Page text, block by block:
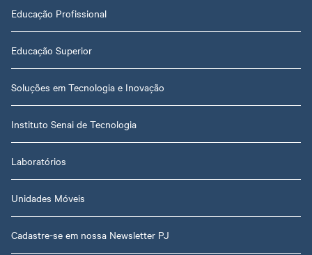
Educação Profissional
Educação Superior
Soluções em Tecnologia e Inovação
Instituto Senai de Tecnologia
Laboratórios
Unidades Móveis
Cadastre-se em nossa Newsletter PJ